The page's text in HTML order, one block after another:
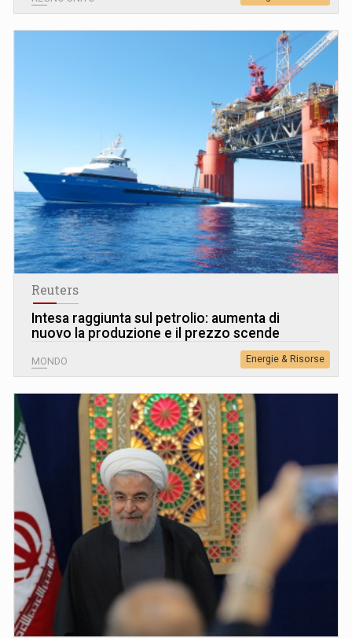
Reuters
Intesa raggiunta sul petrolio: aumenta di
nuovo la produzione e il prezzo scende
MONDO Energie & Risorse